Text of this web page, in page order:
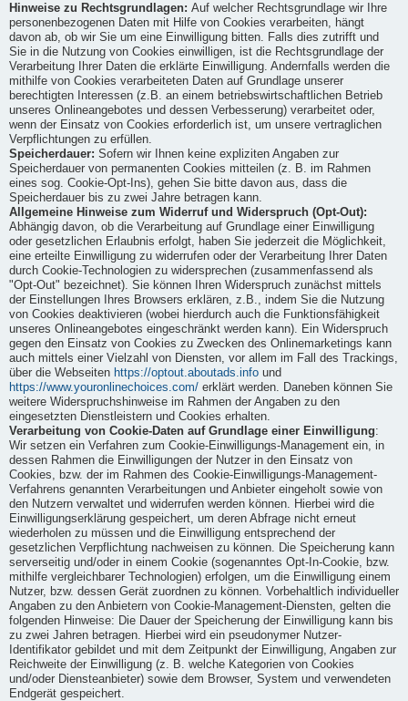
Hinweise zu Rechtsgrundlagen: Auf welcher Rechtsgrundlage wir Ihre
personenbezogenen Daten mit Hilfe von Cookies verarbeiten, hängt
davon ab, ob wir Sie um eine Einwilligung bitten. Falls dies zutrifft und
Sie in die Nutzung von Cookies einwilligen, ist die Rechtsgrundlage der
Verarbeitung Ihrer Daten die erklärte Einwilligung. Andernfalls werden die
mithilfe von Cookies verarbeiteten Daten auf Grundlage unserer
berechtigten Interessen (z.B. an einem betriebswirtschaftlichen Betrieb
unseres Onlineangebotes und dessen Verbesserung) verarbeitet oder,
wenn der Einsatz von Cookies erforderlich ist, um unsere vertraglichen
Verpflichtungen zu erfüllen.
Speicherdauer: Sofern wir Ihnen keine expliziten Angaben zur
Speicherdauer von permanenten Cookies mitteilen (z. B. im Rahmen
eines sog. Cookie-Opt-Ins), gehen Sie bitte davon aus, dass die
Speicherdauer bis zu zwei Jahre betragen kann.
Allgemeine Hinweise zum Widerruf und Widerspruch (Opt-Out):
Abhängig davon, ob die Verarbeitung auf Grundlage einer Einwilligung
oder gesetzlichen Erlaubnis erfolgt, haben Sie jederzeit die Möglichkeit,
eine erteilte Einwilligung zu widerrufen oder der Verarbeitung Ihrer Daten
durch Cookie-Technologien zu widersprechen (zusammenfassend als
"Opt-Out" bezeichnet). Sie können Ihren Widerspruch zunächst mittels
der Einstellungen Ihres Browsers erklären, z.B., indem Sie die Nutzung
von Cookies deaktivieren (wobei hierdurch auch die Funktionsfähigkeit
unseres Onlineangebotes eingeschränkt werden kann). Ein Widerspruch
gegen den Einsatz von Cookies zu Zwecken des Onlinemarketings kann
auch mittels einer Vielzahl von Diensten, vor allem im Fall des Trackings,
über die Webseiten https://optout.aboutads.info und
https://www.youronlinechoices.com/ erklärt werden. Daneben können Sie
weitere Widerspruchshinweise im Rahmen der Angaben zu den
eingesetzten Dienstleistern und Cookies erhalten.
Verarbeitung von Cookie-Daten auf Grundlage einer Einwilligung:
Wir setzen ein Verfahren zum Cookie-Einwilligungs-Management ein, in
dessen Rahmen die Einwilligungen der Nutzer in den Einsatz von
Cookies, bzw. der im Rahmen des Cookie-Einwilligungs-Management-
Verfahrens genannten Verarbeitungen und Anbieter eingeholt sowie von
den Nutzern verwaltet und widerrufen werden können. Hierbei wird die
Einwilligungserklärung gespeichert, um deren Abfrage nicht erneut
wiederholen zu müssen und die Einwilligung entsprechend der
gesetzlichen Verpflichtung nachweisen zu können. Die Speicherung kann
serverseitig und/oder in einem Cookie (sogenanntes Opt-In-Cookie, bzw.
mithilfe vergleichbarer Technologien) erfolgen, um die Einwilligung einem
Nutzer, bzw. dessen Gerät zuordnen zu können. Vorbehaltlich individueller
Angaben zu den Anbietern von Cookie-Management-Diensten, gelten die
folgenden Hinweise: Die Dauer der Speicherung der Einwilligung kann bis
zu zwei Jahren betragen. Hierbei wird ein pseudonymer Nutzer-
Identifikator gebildet und mit dem Zeitpunkt der Einwilligung, Angaben zur
Reichweite der Einwilligung (z. B. welche Kategorien von Cookies
und/oder Diensteanbieter) sowie dem Browser, System und verwendeten
Endgerät gespeichert.